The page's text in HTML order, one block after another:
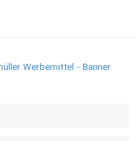
Werbemittel - Banner